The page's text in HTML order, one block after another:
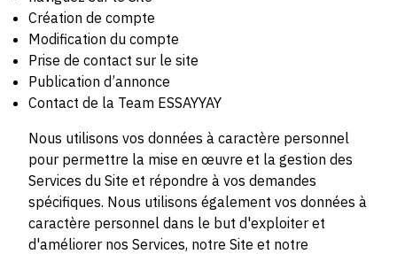
Création de compte
Modification du compte
Prise de contact sur le site
Publication d’annonce
Contact de la Team ESSAYYAY
Nous utilisons vos données à caractère personnel
pour permettre la mise en œuvre et la gestion des
Services du Site et répondre à vos demandes
spécifiques. Nous utilisons également vos données à
caractère personnel dans le but d'exploiter et
d'améliorer nos Services, notre Site et notre